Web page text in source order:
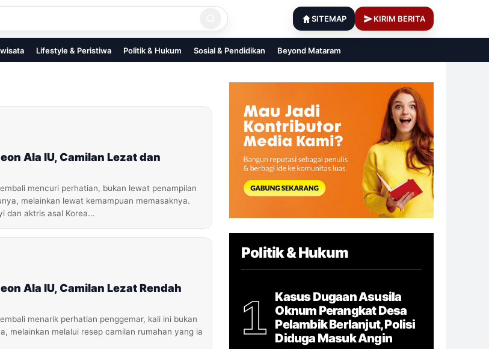
SITEMAP KIRIM BERITA
Lifestyle & Peristiwa Politik & Hukum Sosial & Pendidikan Beyond Mataram
Ala IU, Camilan Lezat dan
mencuri perhatian, bukan lewat penampilan
melainkan lewat kemampuan memasaknya.
dan aktris asal Korea…
Ala IU, Camilan Lezat Rendah
menarik perhatian penggemar, kali ini bukan
melainkan melalui resep camilan rumahan yang ia
Politik & Hukum
1
Kasus Dugaan Asusila
Oknum Perangkat Desa
Pelambik Berlanjut, Polisi
Diduga Masuk Angin